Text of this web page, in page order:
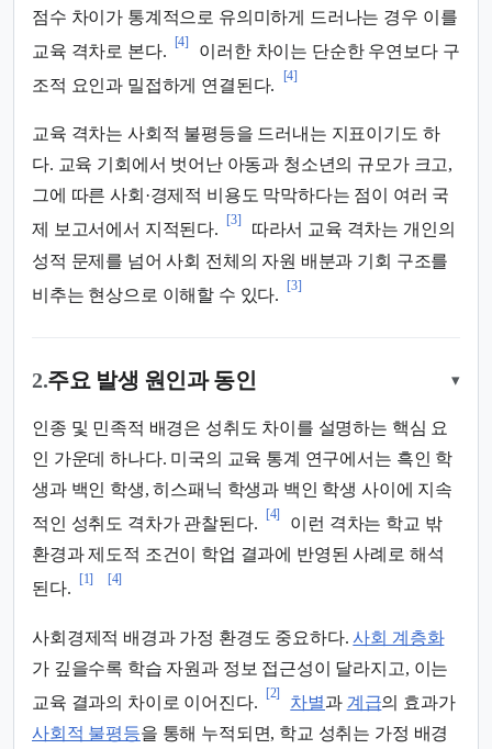
점수 차이가 통계적으로 유의미하게 드러나는 경우 이를
교육 격차로 본다.
[4]
이러한 차이는 단순한 우연보다 구
조적 요인과 밀접하게 연결된다.
[4]
교육 격차는 사회적 불평등을 드러내는 지표이기도 하
다. 교육 기회에서 벗어난 아동과 청소년의 규모가 크고,
그에 따른 사회·경제적 비용도 막막하다는 점이 여러 국
제 보고서에서 지적된다.
[3]
따라서 교육 격차는 개인의
성적 문제를 넘어 사회 전체의 자원 배분과 기회 구조를
비추는 현상으로 이해할 수 있다.
[3]
2.주요 발생 원인과 동인 ▾
인종 및 민족적 배경은 성취도 차이를 설명하는 핵심 요
인 가운데 하나다. 미국의 교육 통계 연구에서는 흑인 학
생과 백인 학생, 히스패닉 학생과 백인 학생 사이에 지속
적인 성취도 격차가 관찰된다.
[4]
이런 격차는 학교 밖
환경과 제도적 조건이 학업 결과에 반영된 사례로 해석
된다.
[1] [4]
사회경제적 배경과 가정 환경도 중요하다.사회 계층화
가 깊을수록 학습 자원과 정보 접근성이 달라지고, 이는
교육 결과의 차이로 이어진다.
[2]
차별과 계급의 효과가
사회적 불평등을 통해 누적되면, 학교 성취는 가정 배경